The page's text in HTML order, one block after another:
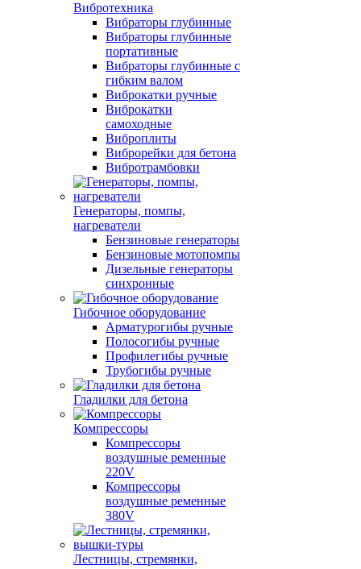
Вибротехника
Вибраторы глубинные
Вибраторы глубинные
портативные
Вибраторы глубинные с
гибким валом
Виброкатки ручные
Виброкатки
самоходные
Виброплиты
Виброрейки для бетона
Вибротрамбовки
Генераторы, помпы,
нагреватели
Бензиновые генераторы
Бензиновые мотопомпы
Дизельные генераторы
синхронные
Гибочное оборудование
Арматурогибы ручные
Полосогибы ручные
Профилегибы ручные
Трубогибы ручные
Гладилки для бетона
Компрессоры
Компрессоры
воздушные ременные
220V
Компрессоры
воздушные ременные
380V
Лестницы, стремянки,